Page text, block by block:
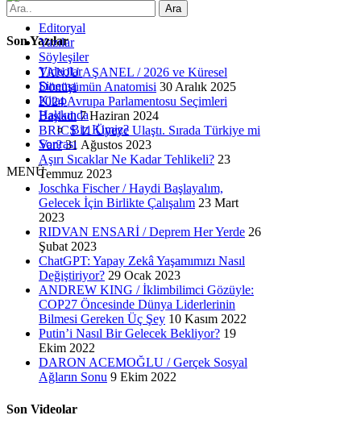
Editoryal
Yazılar
Söyleşiler
Videolar
Sinema
Kitap
Hakkında
Biz Kimiz?
Sonrası
MENÜ
Ara
Son Yazılar
TANJU AŞANEL / 2026 ve Küresel
Dönüşümün Anatomisi 30 Aralık 2025
2024 Avrupa Parlamentosu Seçimleri
Başladı 7 Haziran 2024
BRICS 11 Üyeye Ulaştı. Sırada Türkiye mi
Var? 31 Ağustos 2023
Aşırı Sıcaklar Ne Kadar Tehlikeli? 23
Temmuz 2023
Joschka Fischer / Haydi Başlayalım,
Gelecek İçin Birlikte Çalışalım 23 Mart
2023
RIDVAN ENSARİ / Deprem Her Yerde 26
Şubat 2023
ChatGPT: Yapay Zekâ Yaşamımızı Nasıl
Değiştiriyor? 29 Ocak 2023
ANDREW KING / İklimbilimci Gözüyle:
COP27 Öncesinde Dünya Liderlerinin
Bilmesi Gereken Üç Şey 10 Kasım 2022
Putin’i Nasıl Bir Gelecek Bekliyor? 19
Ekim 2022
DARON ACEMOĞLU / Gerçek Sosyal
Ağların Sonu 9 Ekim 2022
Son Videolar